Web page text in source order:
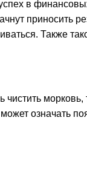
в
приносить
Также
морковь,
означать